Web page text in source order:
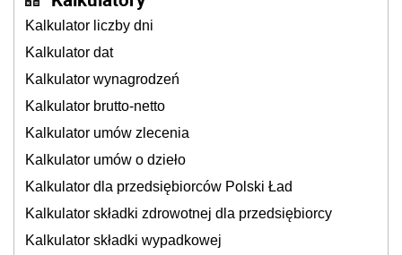
Kalkulator liczby dni
Kalkulator dat
Kalkulator wynagrodzeń
Kalkulator brutto-netto
Kalkulator umów zlecenia
Kalkulator umów o dzieło
Kalkulator dla przedsiębiorców Polski Ład
Kalkulator składki zdrowotnej dla przedsiębiorcy
Kalkulator składki wypadkowej